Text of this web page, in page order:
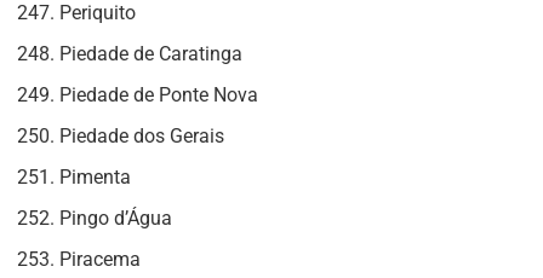
Periquito
Piedade de Caratinga
Piedade de Ponte Nova
Piedade dos Gerais
Pimenta
Pingo d’Água
Piracema